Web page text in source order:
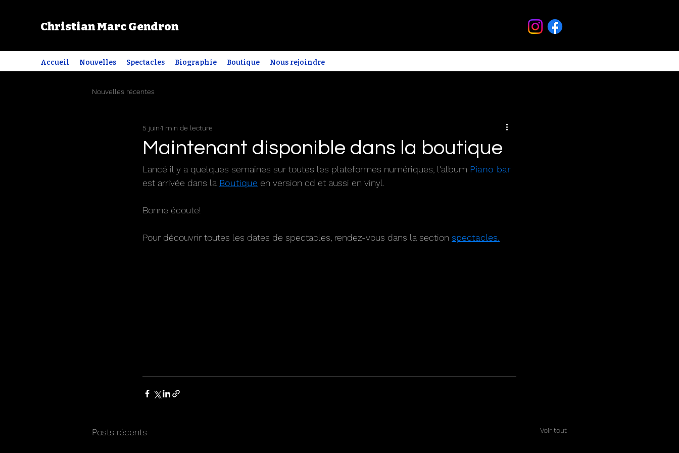
Christian Marc Gendron
Accueil Nouvelles Spectacles Biographie Boutique Nous rejoindre
Nouvelles récentes
Maintenant disponible dans la boutique
5 juin1 min de lecture
Lancé il y a quelques semaines sur toutes les plateformes numériques, l'album Piano bar
est arrivée dans la Boutique en version cd et aussi en vinyl.
Bonne écoute!
Pour découvrir toutes les dates de spectacles, rendez-vous dans la section spectacles.
Posts récents Voir tout